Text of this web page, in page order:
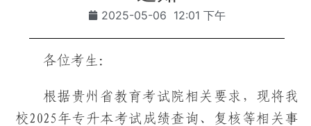
2025-05-06 12:01 下午
各位考生：
根据贵州省教育考试院相关要求，现将我
校2025年专升本考试成绩查询、复核等相关事